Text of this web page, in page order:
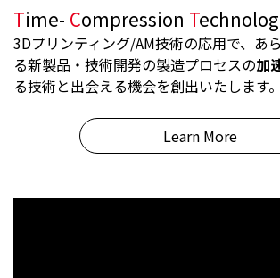
Time- Compression T
3Dプリンティング/AM技術の応用で、あ
る新製品・技術開発の製造プロセスの加
る技術と出会える機会を創出いたします。
Learn More